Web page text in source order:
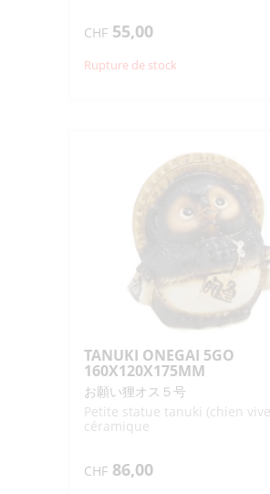
CHF 55,00
Rupture de stock
TANUKI ONEGAI 5GO
160X120X175MM
お願い狸オス５号
Petite statue tanuki (chien
céramique
CHF 86,00